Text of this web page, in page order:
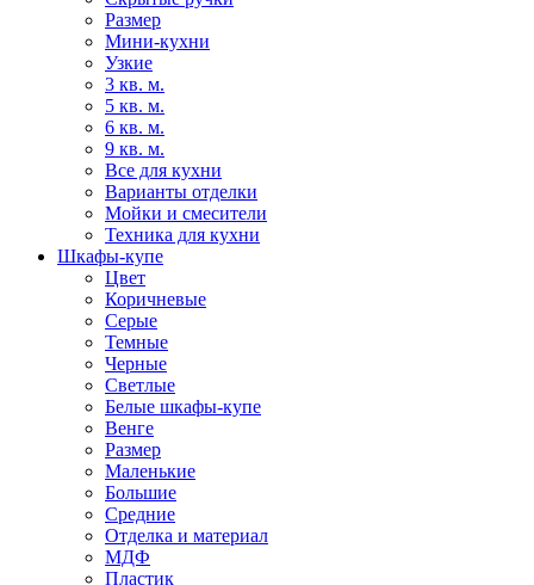
Размер
Мини-кухни
Узкие
3 кв. м.
5 кв. м.
6 кв. м.
9 кв. м.
Все для кухни
Варианты отделки
Мойки и смесители
Техника для кухни
Шкафы-купе
Цвет
Коричневые
Серые
Темные
Черные
Светлые
Белые шкафы-купе
Венге
Размер
Маленькие
Большие
Средние
Отделка и материал
МДФ
Пластик